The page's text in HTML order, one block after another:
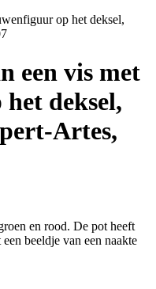
een vis met
deksel,
Artes,
en rood. De pot heeft
beeldje van een naakte